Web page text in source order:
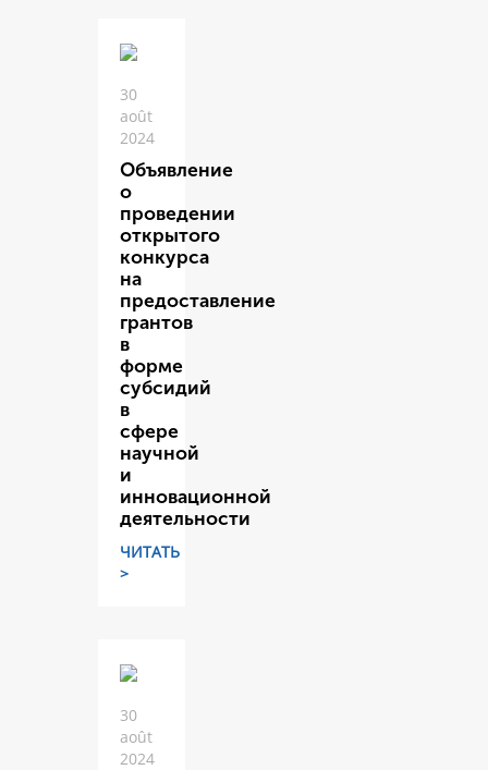
30
août
2024
Объявление
о
проведении
открытого
конкурса
на
предоставление
грантов
в
форме
субсидий
в
сфере
научной
и
инновационной
деятельности
ЧИТАТЬ
>
30
août
2024